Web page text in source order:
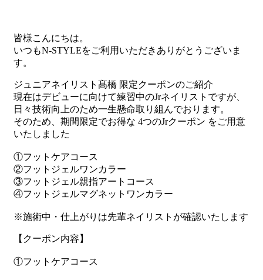
皆様こんにちは。
いつもN-STYLEをご利用いただきありがとうございま
す。
ジュニアネイリスト髙橋 限定クーポンのご紹介
現在はデビューに向けて練習中のJrネイリストですが、
日々技術向上のため一生懸命取り組んでおります。
そのため、期間限定でお得な 4つのJrクーポン をご用意
いたしました
①フットケアコース
②フットジェルワンカラー
③フットジェル親指アートコース
④フットジェルマグネットワンカラー
※施術中・仕上がりは先輩ネイリストが確認いたします
【クーポン内容】
①フットケアコース